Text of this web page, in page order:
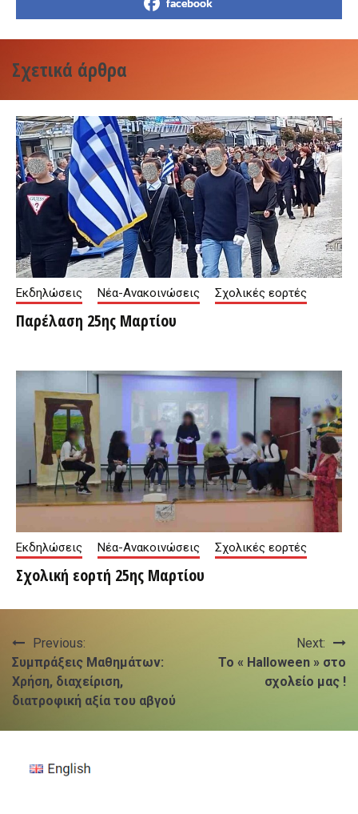
Σχετικά άρθρα
Εκδηλώσεις Νέα-Ανακοινώσεις Σχολικές εορτές
Παρέλαση 25ης Μαρτίου
Εκδηλώσεις Νέα-Ανακοινώσεις Σχολικές εορτές
Σχολική εορτή 25ης Μαρτίου
Πλοήγηση
άρθρων
Previous:
Συμπράξεις Μαθημάτων:
Χρήση, διαχείριση,
διατροφική αξία του αβγού
Next:
Το « Halloween » στο
σχολείο μας !